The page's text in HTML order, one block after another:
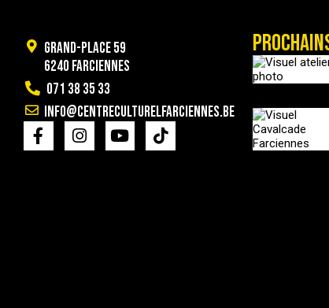
Grand-Place 59
6240 Farciennes
071 38 35 33
info@centreculturelfarciennes.be